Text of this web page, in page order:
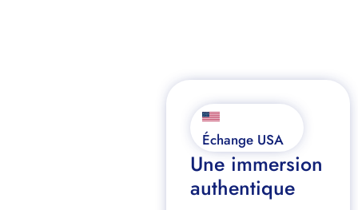
Échange USA
Une immersion
authentique